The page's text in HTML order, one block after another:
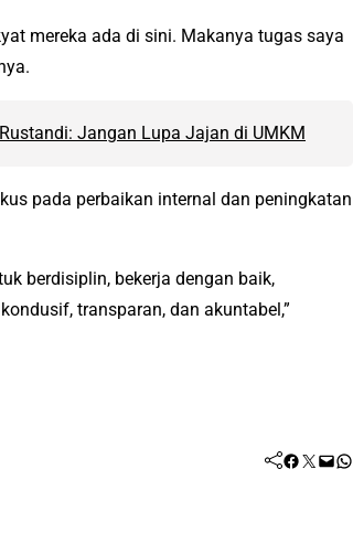
mereka ada di sini. Makanya tugas saya
Jangan Lupa Jajan di UMKM
pada perbaikan internal dan peningkatan
berdisiplin, bekerja dengan baik,
transparan, dan akuntabel,”
Facebook Twitter Mail WhatsApp